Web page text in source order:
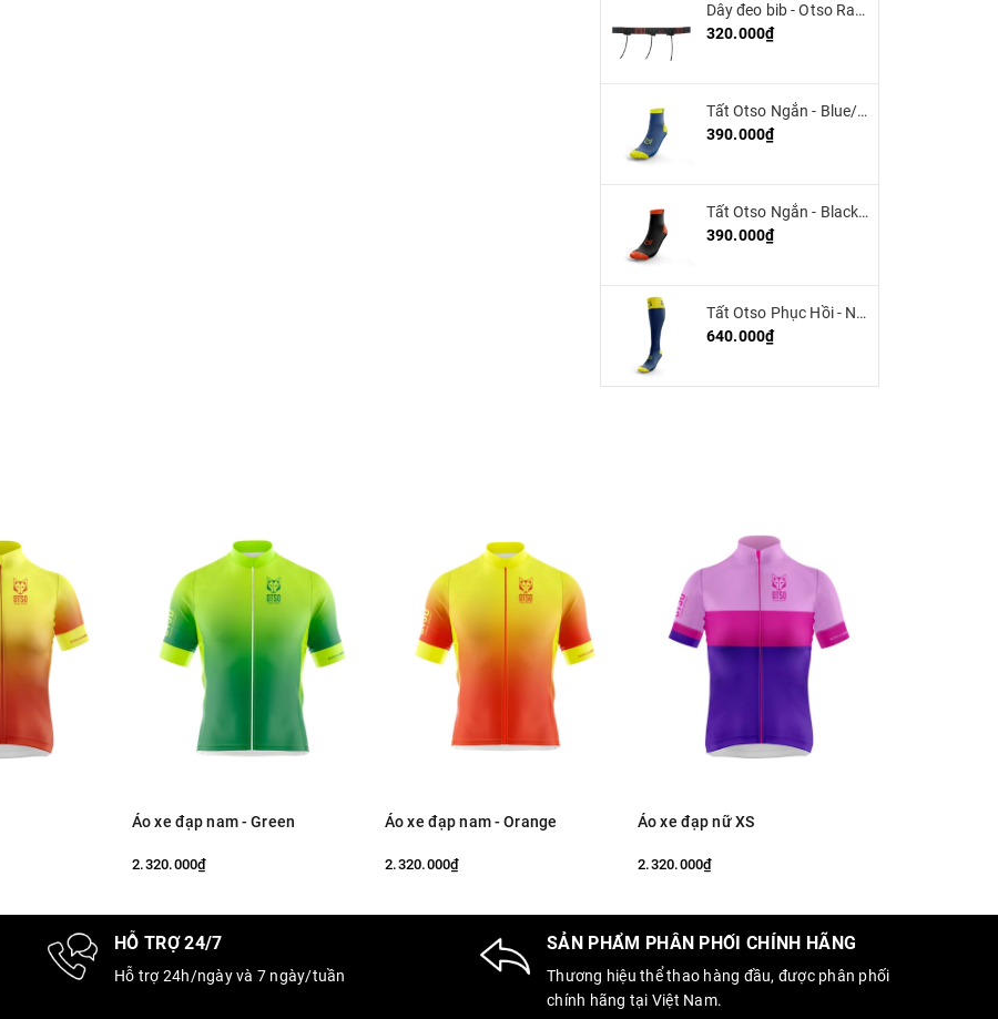
Dây đeo bib - Otso Race Belt
320.000₫
Tất Otso Ngắn - Blue/Yellow (Low Cut)
390.000₫
Tất Otso Ngắn - Black/Orange (low cut)
390.000₫
Tất Otso Phục Hồi - Navy blue/Fluo Yellow - Multisport Recovery
640.000₫
Áo xe đạp nam - Green
2.320.000₫
Áo xe đạp nam - Orange
2.320.000₫
Áo xe đạp nữ XS
2.320.000₫
HỖ TRỢ 24/7
Hỗ trợ 24h/ngày và 7 ngày/tuần
SẢN PHẨM PHÂN PHỐI CHÍNH HÃNG
Thương hiệu thể thao hàng đầu, được phân phối
chính hãng tại Việt Nam.